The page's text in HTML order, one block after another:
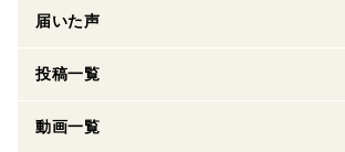
届いた声
投稿一覧
動画一覧